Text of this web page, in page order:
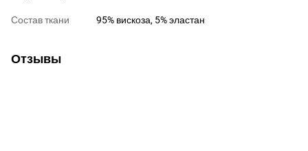
Состав ткани 95% вискоза, 5% эластан
Отзывы